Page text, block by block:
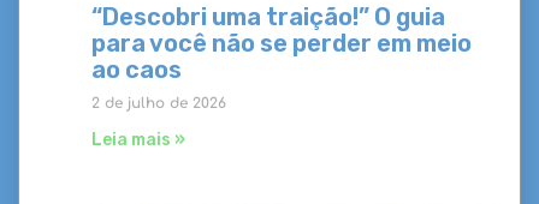
“Descobri uma traição!” O guia
para você não se perder em meio
ao caos
2 de julho de 2026
Leia mais »